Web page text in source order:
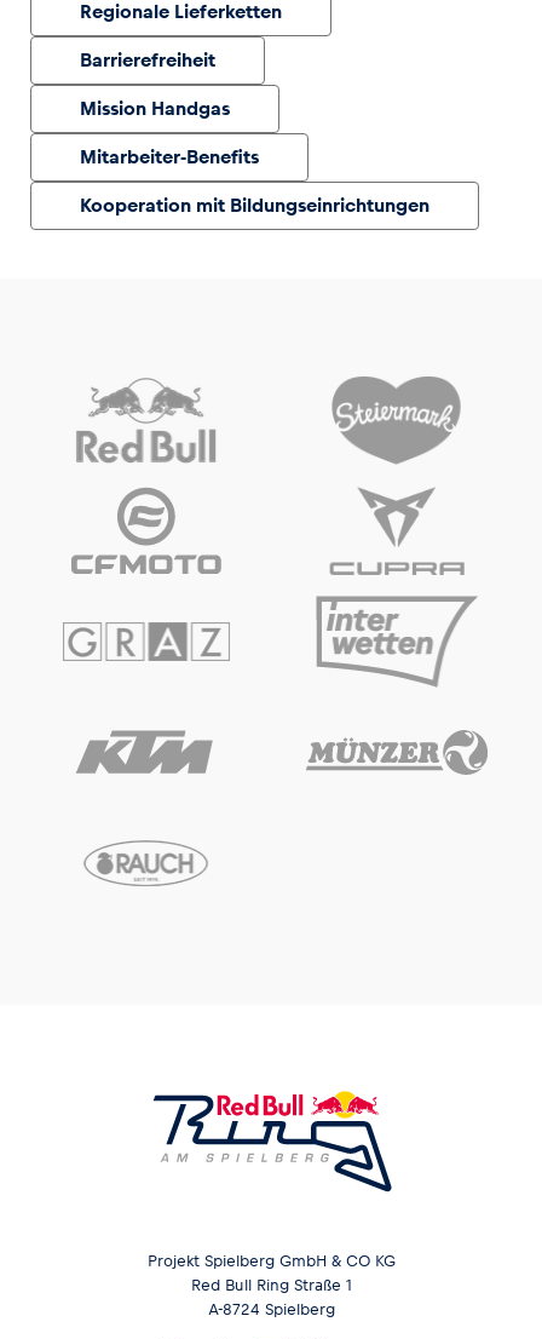
Regionale Lieferketten
Barrierefreiheit
Mission Handgas
Mitarbeiter-Benefits
Kooperation mit Bildungseinrichtungen
Projekt Spielberg GmbH & CO KG
Red Bull Ring Straße 1
A-8724 Spielberg